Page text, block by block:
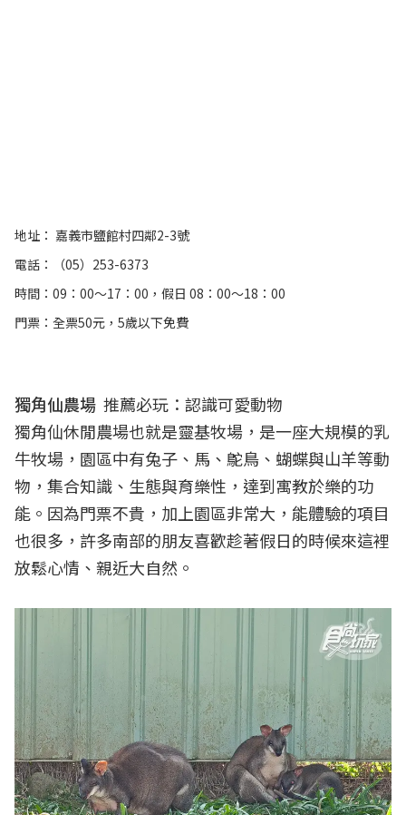
地址： 嘉義市鹽館村四鄰2-3號
電話：（05）253-6373
時間：09：00～17：00，假日 08：00～18：00
門票：全票50元，5歲以下免費
獨角仙農場 推薦必玩：認識可愛動物
獨角仙休閒農場也就是靈基牧場，是一座大規模的乳
牛牧場，園區中有兔子、馬、鴕鳥、蝴蝶與山羊等動
物，集合知識、生態與育樂性，達到寓教於樂的功
能。因為門票不貴，加上園區非常大，能體驗的項目
也很多，許多南部的朋友喜歡趁著假日的時候來這裡
放鬆心情、親近大自然。